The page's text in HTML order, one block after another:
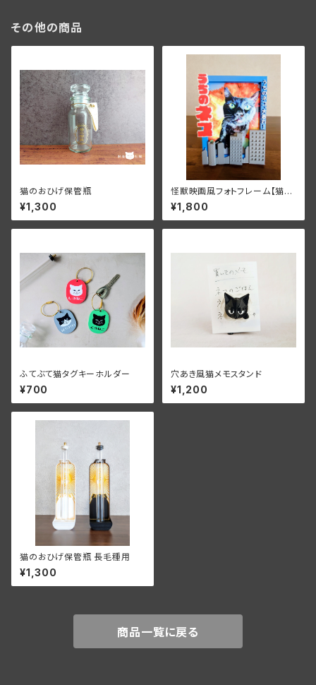
その他の商品
猫のおひげ保管瓶
¥1,300
怪獣映画風フォトフレーム【猫ち
ゃんの名入れ可能】
¥1,800
ふてぶて猫タグキーホルダー
¥700
穴あき風猫メモスタンド
¥1,200
猫のおひげ保管瓶 長毛種用
¥1,300
商品一覧に戻る